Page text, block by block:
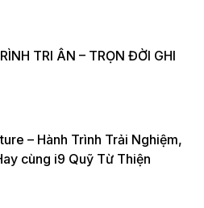
TRI ÂN – TRỌN ĐỜI GHI
– Hành Trình Trải Nghiệm,
cùng i9 Quỹ Từ Thiện